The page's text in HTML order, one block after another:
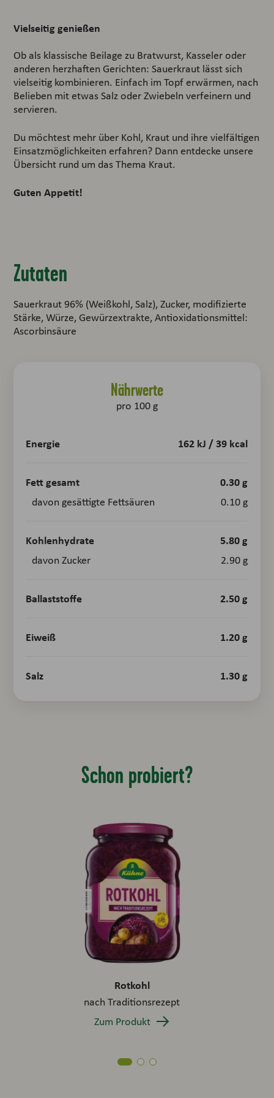
Vielseitig genießen
Ob als klassische Beilage zu Bratwurst, Kasseler oder
anderen herzhaften Gerichten: Sauerkraut lässt sich
vielseitig kombinieren. Einfach im Topf erwärmen, nach
Belieben mit etwas Salz oder Zwiebeln verfeinern und
servieren.
Du möchtest mehr über Kohl, Kraut und ihre vielfältigen
Einsatzmöglichkeiten erfahren? Dann entdecke unsere
Übersicht rund um das Thema Kraut.
Guten Appetit!
Zutaten
Sauerkraut 96% (Weißkohl, Salz), Zucker, modifizierte
Stärke, Würze, Gewürzextrakte, Antioxidationsmittel:
Ascorbinsäure
Nährwerte
pro 100 g
Energie 162 kJ / 39 kcal
Fett gesamt 0.30 g
davon gesättigte Fettsäuren 0.10 g
Kohlenhydrate 5.80 g
davon Zucker 2.90 g
Ballaststoffe 2.50 g
Eiweiß 1.20 g
Salz 1.30 g
Schon probiert?
Rotkohl
nach Traditionsrezept
Zum Produkt